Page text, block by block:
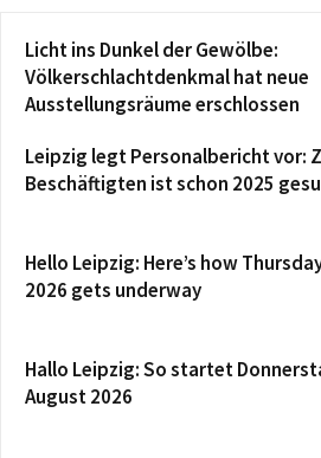
Licht ins Dunkel der Gewölbe:
Völkerschlachtdenkmal hat neue
Ausstellungsräume erschlossen
Leipzig legt Personalbericht vor:
Beschäftigten ist schon 2025
Hello Leipzig: Here’s how
2026 gets underway
Hallo Leipzig: So startet
August 2026